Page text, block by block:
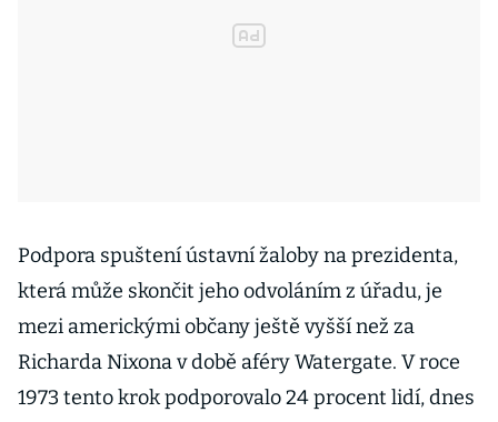
Podpora spuštení ústavní žaloby na prezidenta,
která může skončit jeho odvoláním z úřadu, je
mezi americkými občany ještě vyšší než za
Richarda Nixona v době aféry Watergate. V roce
1973 tento krok podporovalo 24 procent lidí, dnes